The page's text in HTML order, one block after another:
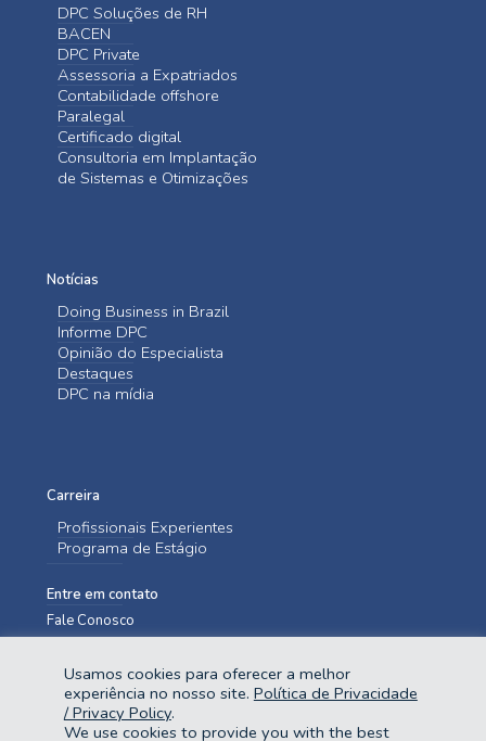
DPC Soluções de RH
BACEN
DPC Private
Assessoria a Expatriados
Contabilidade offshore
Paralegal
Certificado digital
Consultoria em Implantação
de Sistemas e Otimizações
Notícias
Doing Business in Brazil
Informe DPC
Opinião do Especialista
Destaques
DPC na mídia
Carreira
Profissionais Experientes
Programa de Estágio
Entre em contato
Fale Conosco
Usamos cookies para oferecer a melhor
experiência no nosso site. Política de Privacidade
/ Privacy Policy.
We use cookies to provide you with the best